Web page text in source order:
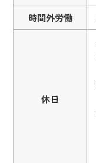
時間外労働
休日